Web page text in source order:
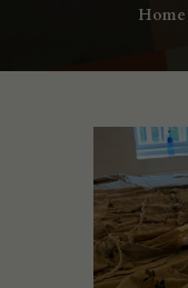
Home
ANSØG
ENGLISH